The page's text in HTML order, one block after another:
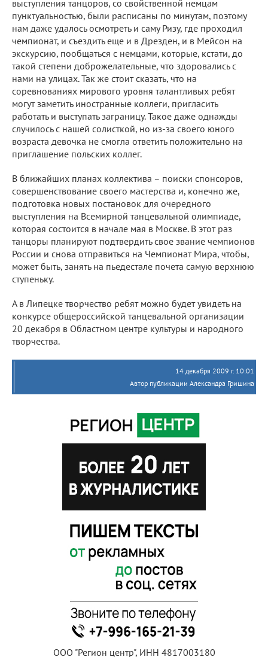
выступления танцоров, со свойственной немцам
пунктуальностью, были расписаны по минутам, поэтому
нам даже удалось осмотреть и саму Ризу, где проходил
чемпионат, и съездить еще и в Дрезден, и в Мейсон на
экскурсию, пообщаться с немцами, которые, кстати, до
такой степени доброжелательные, что здоровались с
нами на улицах. Так же стоит сказать, что на
соревнованиях мирового уровня талантливых ребят
могут заметить иностранные коллеги, пригласить
работать и выступать заграницу. Такое даже однажды
случилось с нашей солисткой, но из-за своего юного
возраста девочка не смогла ответить положительно на
приглашение польских коллег.
В ближайших планах коллектива – поиски спонсоров,
совершенствование своего мастерства и, конечно же,
подготовка новых постановок для очередного
выступления на Всемирной танцевальной олимпиаде,
которая состоится в начале мая в Москве. В этот раз
танцоры планируют подтвердить свое звание чемпионов
России и снова отправиться на Чемпионат Мира, чтобы,
может быть, занять на пьедестале почета самую верхнюю
ступеньку.
А в Липецке творчество ребят можно будет увидеть на
конкурсе общероссийской танцевальной организации
20 декабря в Областном центре культуры и народного
творчества.
14 декабря 2009 г. 10:01
Автор публикации Александра Гришина
ООО "Регион центр", ИНН 4817003180